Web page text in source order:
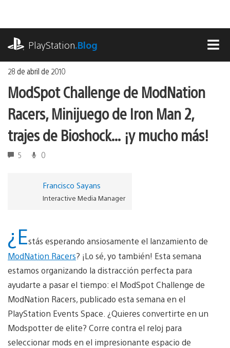
contenido
PlayStation.Blog
28 de abril de 2010
ModSpot Challenge de ModNation
Racers, Minijuego de Iron Man 2,
trajes de Bioshock… ¡y mucho más!
5 0
Francisco Sayans
Interactive Media Manager
¿Estás esperando ansiosamente el lanzamiento de
ModNation Racers? ¡Lo sé, yo también! Esta semana
estamos organizando la distracción perfecta para
ayudarte a pasar el tiempo: el ModSpot Challenge de
ModNation Racers, publicado esta semana en el
PlayStation Events Space. ¿Quieres convertirte en un
Modspotter de elite? Corre contra el reloj para
seleccionar mods en el impresionante espacio de